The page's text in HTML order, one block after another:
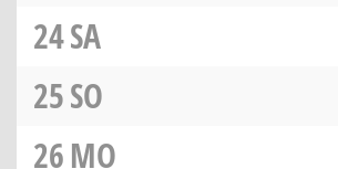
24SA
25SO
26MO